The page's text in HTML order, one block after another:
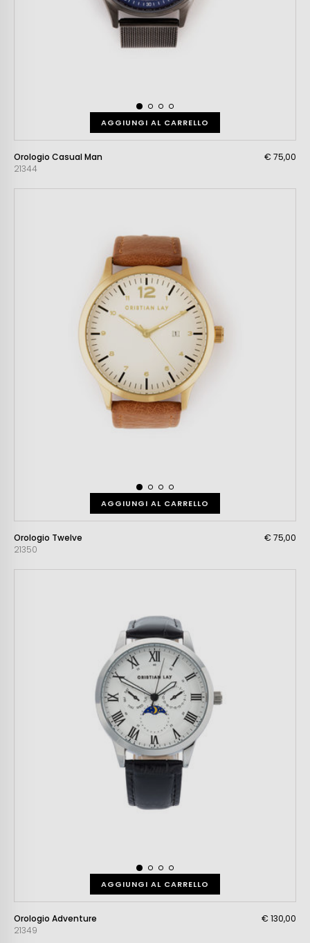
AGGIUNGI AL CARRELLO
Orologio Casual Man
21344
€ 75,00
AGGIUNGI AL CARRELLO
Orologio Twelve
21350
€ 75,00
AGGIUNGI AL CARRELLO
Orologio Adventure
21349
€ 130,00